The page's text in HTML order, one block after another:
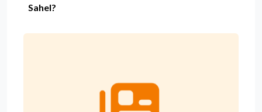
Sahel?